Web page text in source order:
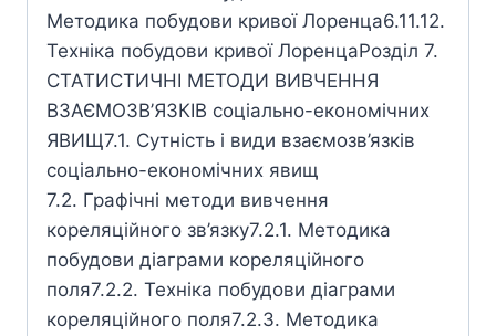
Методика побудови кривої Лоренца6.11.12.
Техніка побудови кривої ЛоренцаРозділ 7.
СТАТИСТИЧНІ МЕТОДИ ВИВЧЕННЯ
ВЗАЄМОЗВ’ЯЗКІВ соціально-економічних
ЯВИЩ7.1. Сутність і види взаємозв’язків
соціально-економічних явищ
7.2. Графічні методи вивчення
кореляційного зв’язку7.2.1. Методика
побудови діаграми кореляційного
поля7.2.2. Техніка побудови діаграми
кореляційного поля7.2.3. Методика